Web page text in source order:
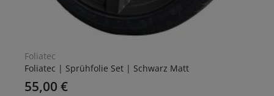
Foliatec
Foliatec | Sprühfolie Set | Schwarz Matt
55,00 €